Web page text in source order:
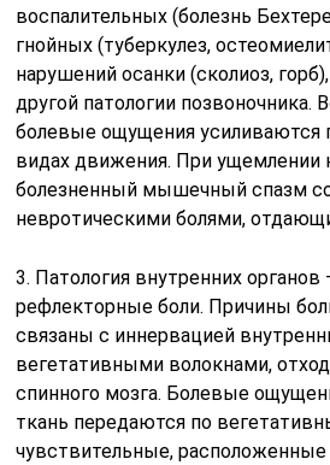
воспалительных (болезнь
гнойных (туберкулез,
нарушений осанки (сколиоз,
другой патологии позвоночника.
болевые ощущения усиливаются
видах движения. При
болезненный мышечный спазм
невротическими болями,
3. Патология внутренних
рефлекторные боли. Причины
связаны с иннервацией
вегетативными волокнами,
спинного мозга. Болевые
ткань передаются по
чувствительные,